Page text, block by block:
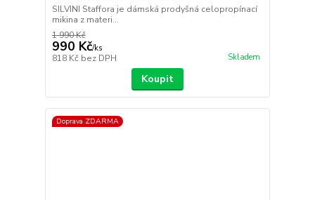
SILVINI Staffora je dámská prodyšná celopropínací
mikina z materi...
1 990 Kč
990 Kč/ks
818 Kč bez DPH Skladem
Koupit
Doprava ZDARMA